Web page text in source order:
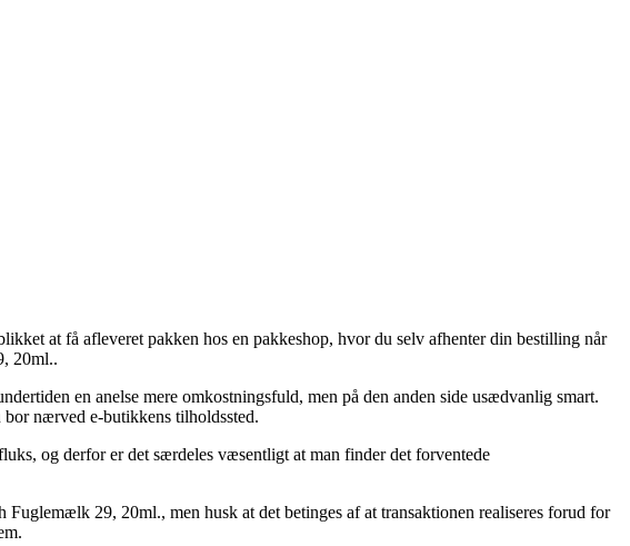
at få afleveret pakken hos en pakkeshop, hvor du selv afhenter din bestilling når
20ml..
en anelse mere omkostningsfuld, men på den anden side usædvanlig smart.
bor nærved e-butikkens tilholdssted.
og derfor er det særdeles væsentligt at man finder det forventede
29, 20ml., men husk at det betinges af at transaktionen realiseres forud for